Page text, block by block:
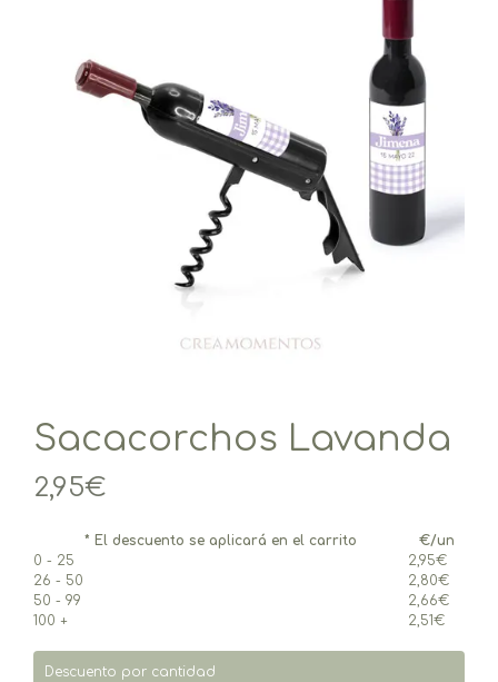
Sacacorchos Lavanda
2,95€
* El descuento se aplicará en el carrito
€/un
0 - 25
2,95€
26 - 50
2,80€
50 - 99
2,66€
100 +
2,51€
Descuento por cantidad